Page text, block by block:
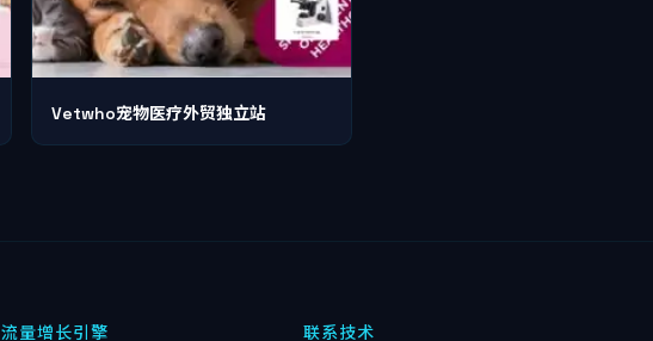
Vetwho宠物医疗外贸独立站
流量增长引擎 联系技术